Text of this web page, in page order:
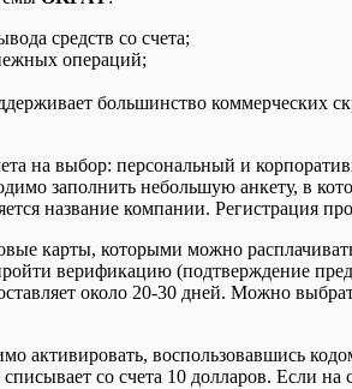
средств со счета;
операций;
большинство коммерческих
на выбор: персональный и
заполнить небольшую анкету, в
название компании. Регистрация
карты, которыми можно
верификацию (подтверждение
около 20-30 дней. Можно
активировать, воспользовавшись
со счета 10 долларов. Если